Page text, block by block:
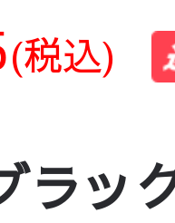
(税込)
ラッ